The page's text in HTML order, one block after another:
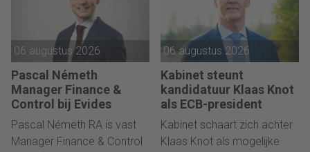
06 augustus 2026
Pascal Németh
Manager Finance &
Control bij Evides
Pascal Németh RA is vast
Manager Finance & Control
06 augustus 2026
Kabinet steunt
kandidatuur Klaas Knot
als ECB-president
Kabinet schaart zich achter
Klaas Knot als mogelijke